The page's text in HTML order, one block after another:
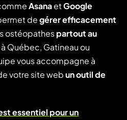
AsanaetGoogle
degérer efficacement
ostéopathespartout au
Québec, Gatineau ou
vous accompagne à
votre site webun outil de
essentiel pour un